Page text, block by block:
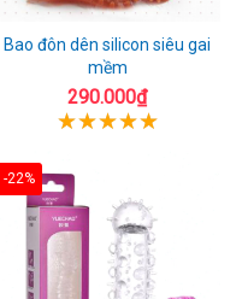
Bao đôn dên silicon siêu gai
mềm
290.000₫
-22%